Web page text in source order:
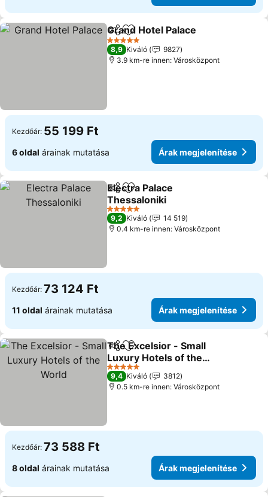
Megosztás
Hozzáadás a kedvencekhez
Grand Hotel Palace
5 Kategória
8,9 Kiváló
9827
3.9 km-re innen: Városközpont
Kezdőár: 55 199 Ft
6 oldal árainak mutatása Árak megjelenítése
Megosztás
Hozzáadás a kedvencekhez
Electra Palace
Thessaloniki
Árak megjelenítése
5 Kategória
9,2 Kiváló
14 519
0.4 km-re innen: Városközpont
Kezdőár: 73 124 Ft
11 oldal árainak mutatása Árak megjelenítése
Megosztás
Hozzáadás a kedvencekhez
The Excelsior - Small
Luxury Hotels of the
World
Árak megjelenítése
5 Kategória
9,4 Kiváló
3812
0.5 km-re innen: Városközpont
Kezdőár: 73 588 Ft
8 oldal árainak mutatása Árak megjelenítése